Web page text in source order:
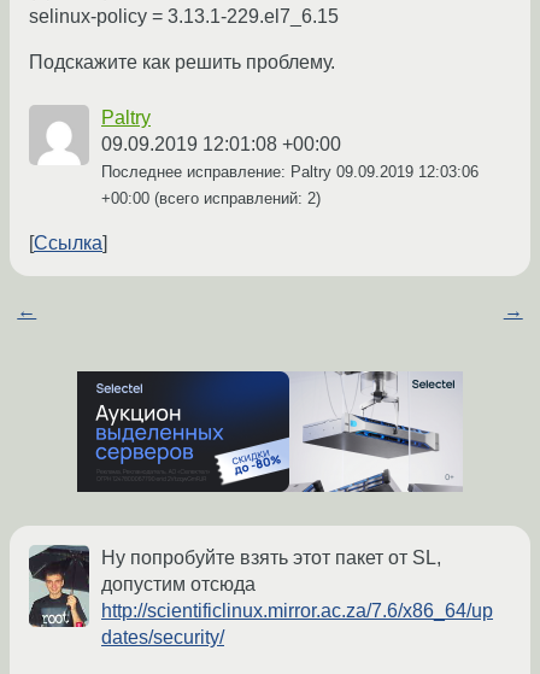
selinux-policy = 3.13.1-229.el7_6.15
Подскажите как решить проблему.
Paltry
09.09.2019 12:01:08 +00:00
Последнее исправление: Paltry 09.09.2019 12:03:06
+00:00 (всего исправлений: 2)
Ссылка
← →
Ну попробуйте взять этот пакет от SL,
допустим отсюда
http://scientificlinux.mirror.ac.za/7.6/x86_64/up
dates/security/